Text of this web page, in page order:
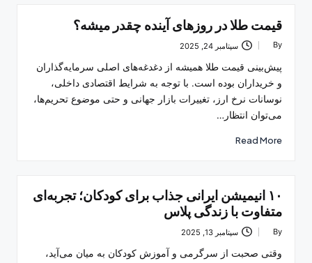
قیمت طلا در روزهای آینده چقدر میشه؟
Posted
By سپتامبر 24, 2025
پیش‌بینی قیمت طلا همیشه از دغدغه‌های اصلی سرمایه‌گذاران
و خریداران بوده است. با توجه به شرایط اقتصادی داخلی،
نوسانات نرخ ارز، تغییرات بازار جهانی و حتی موضوع تحریم‌ها،
می‌توان انتظار…
Read More
۱۰ انیمیشن ایرانی جذاب برای کودکان؛ تجربه‌ای
متفاوت با زندگی پلاس
Posted
By سپتامبر 13, 2025
وقتی صحبت از سرگرمی و آموزش کودکان به میان می‌آید،